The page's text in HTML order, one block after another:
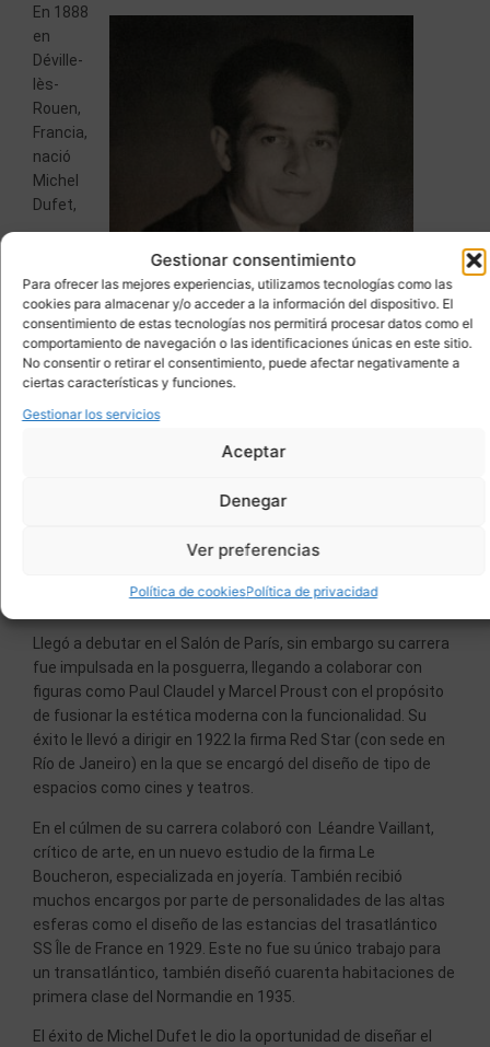
Gestionar consentimiento
Para ofrecer las mejores experiencias, utilizamos tecnologías como las
cookies para almacenar y/o acceder a la información del dispositivo. El
consentimiento de estas tecnologías nos permitirá procesar datos como el
comportamiento de navegación o las identificaciones únicas en este sitio.
No consentir o retirar el consentimiento, puede afectar negativamente a
ciertas características y funciones.
Gestionar los servicios
Aceptar
Denegar
Ver preferencias
Política de cookiesPolítica de privacidad
Fotogragía del arquitecto y decorador
de interiores, Michel Dufet
En 1888
en
Déville-
lès-
Rouen,
Francia,
nació
Michel
Dufet,
arquitecto y diseñador en interiores que inició su formación
Artes de París. Posterior a su formación, con 25 años fundó
cultivó el Art Déco.
Llegó a debutar en el Salón de París, sin embargo su carrera
fue impulsada en la posguerra, llegando a colaborar con
figuras como Paul Claudel y Marcel Proust con el propósito
de fusionar la estética moderna con la funcionalidad. Su
éxito le llevó a dirigir en 1922 la firma Red Star (con sede en
Río de Janeiro) en la que se encargó del diseño de tipo de
espacios como cines y teatros.
En el cúlmen de su carrera colaboró con Léandre Vaillant,
crítico de arte, en un nuevo estudio de la firma Le
Boucheron, especializada en joyería. También recibió
muchos encargos por parte de personalidades de las altas
esferas como el diseño de las estancias del trasatlántico
SS Île de France en 1929. Este no fue su único trabajo para
un transatlántico, también diseñó cuarenta habitaciones de
primera clase del Normandie en 1935.
El éxito de Michel Dufet le dio la oportunidad de diseñar el